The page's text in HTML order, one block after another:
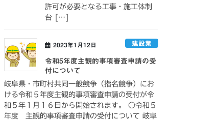
許可が必要となる工事・施工体制
台 […]
2023年1月12日 建設業
令和5年度主観的事項審査申請の受
付について
岐阜県・市町村共同一般競争（指名競争）にお
ける令和５年度主観的事項審査申請の受付が令
和５年１月１６日から開始されます。 ○令和５
年度 主観的事項審査申請の受付について 岐阜